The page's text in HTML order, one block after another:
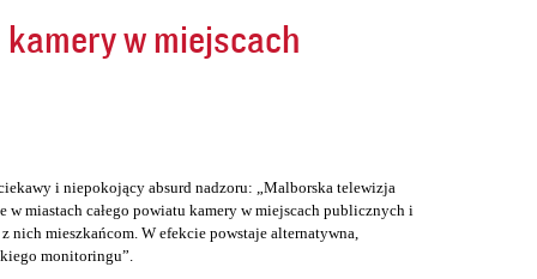
w miejscach
i niepokojący absurd nadzoru: „Malborska telewizja
w miastach całego powiatu kamery w miejscach publicznych i
nich mieszkańcom. W efekcie powstaje alternatywna,
monitoringu”.